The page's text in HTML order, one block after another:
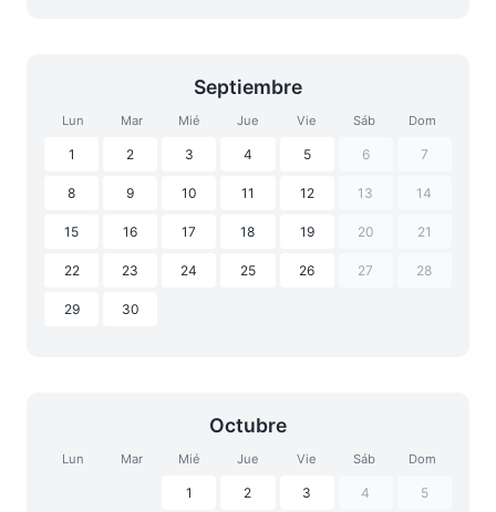
Septiembre
Lun Mar Mié Jue Vie Sáb Dom
1 2 3 4 5 6 7
8 9 10 11 12 13 14
15 16 17 18 19 20 21
22 23 24 25 26 27 28
29 30
Octubre
Lun Mar Mié Jue Vie Sáb Dom
1 2 3 4 5